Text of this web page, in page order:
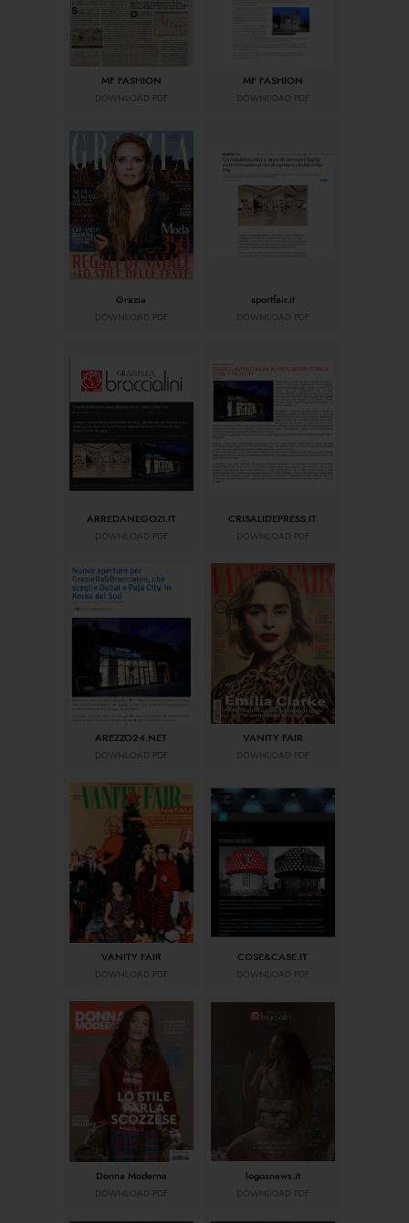
MF FASHION
DOWNLOAD PDF
MF FASHION
DOWNLOAD PDF
Grazia
DOWNLOAD PDF
sportfair.it
DOWNLOAD PDF
ARREDANEGOZI.IT
DOWNLOAD PDF
CRISALIDEPRESS.IT
DOWNLOAD PDF
AREZZO24.NET
DOWNLOAD PDF
VANITY FAIR
DOWNLOAD PDF
VANITY FAIR
DOWNLOAD PDF
COSE&CASE.IT
DOWNLOAD PDF
Donna Moderna
DOWNLOAD PDF
logosnews.it
DOWNLOAD PDF